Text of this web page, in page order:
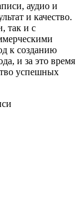
аудио и
и качество.
так и с
к созданию
и за это время
успешных